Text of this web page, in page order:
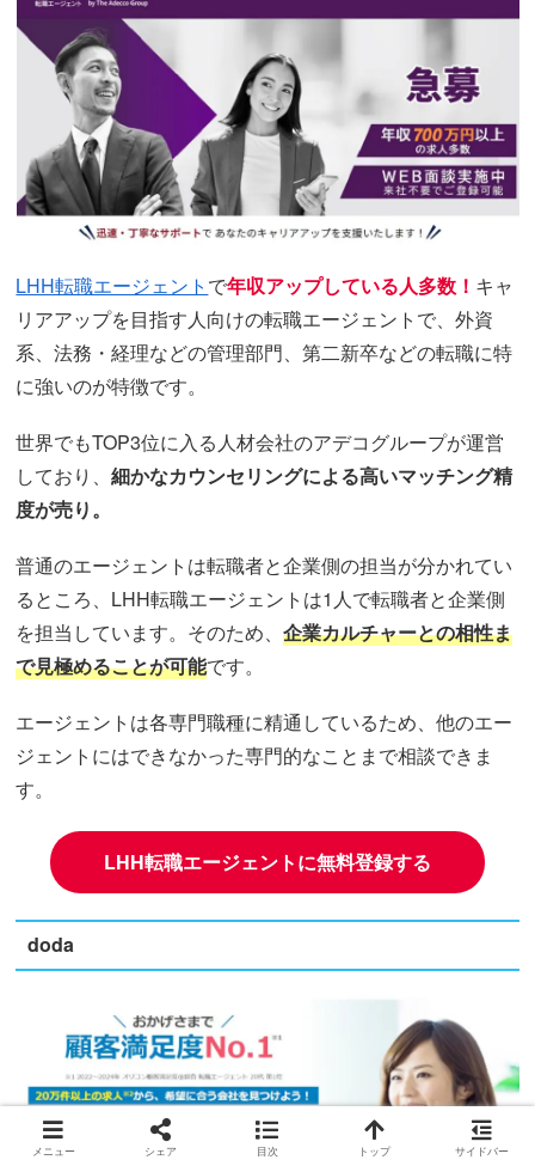
LHH転職エージェント で年収アップしている人多数！ キャ
リアアップを目指す人向けの転職エージェントで、外資
系、法務・経理などの管理部門、第二新卒などの転職に特
に強いのが特徴です。
世界でもTOP3位に入る人材会社のアデコグループが運営
しており、細かなカウンセリングによる高いマッチング精
度が売り。
普通のエージェントは転職者と企業側の担当が分かれてい
るところ、LHH転職エージェントは1人で転職者と企業側
を担当しています。そのため、企業カルチャーとの相性ま
で見極めることが可能です。
エージェントは各専門職種に精通しているため、他のエー
ジェントにはできなかった専門的なことまで相談できま
す。
LHH転職エージェントに無料登録する
doda
メニュー シェア 目次 トップ サイドバー